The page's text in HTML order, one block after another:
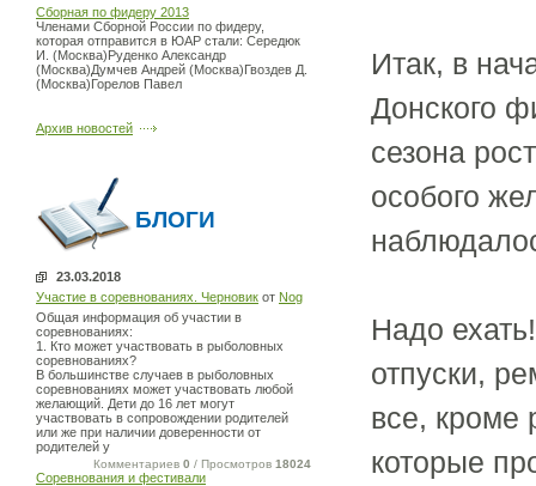
Сборная по фидеру 2013
Членами Сборной России по фидеру,
которая отправится в ЮАР стали: Середюк
И. (Москва)Руденко Александр
(Москва)Думчев Андрей (Москва)Гвоздев Д.
(Москва)Горелов Павел
Архив новостей
БЛОГИ
23.03.2018
Участие в соревнованиях. Черновик от Nog
Общая информация об участии в
соревнованиях:
1. Кто может участвовать в рыболовных
соревнованиях?
В большинстве случаев в рыболовных
соревнованиях может участвовать любой
желающий. Дети до 16 лет могут
участвовать в сопровождении родителей
или же при наличии доверенности от
родителей у
Комментариев 0 / Просмотров 18024
Соревнования и фестивали
Итак, в
Донского
сезона
особого
Надо
отпуски,
все, кроме
которые